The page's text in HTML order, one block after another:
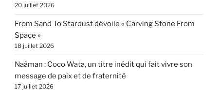
20 juillet 2026
From Sand To Stardust dévoile « Carving Stone From
Space »
18 juillet 2026
Naâman : Coco Wata, un titre inédit qui fait vivre son
message de paix et de fraternité
17 juillet 2026